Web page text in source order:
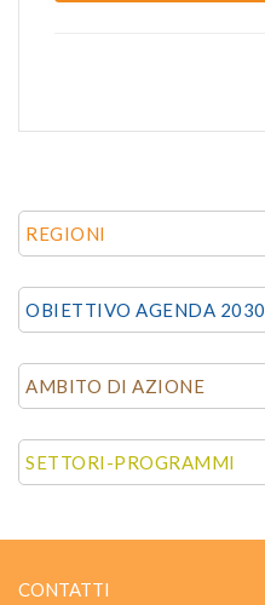
REGIONI
OBIETTIVO AGENDA 2030
AMBITO DI AZIONE
SETTORI-PROGRAMMI
CONTATTI